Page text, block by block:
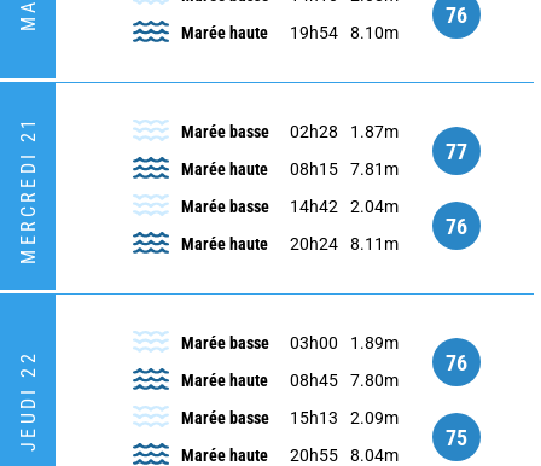
Marée haute
19h54 8.10m
76
MERCREDI 21 Marée basse 02h28
1.87m
Marée haute
08h15 7.81m
77
Marée basse 14h42
2.04m
Marée haute
20h24 8.11m
76
JEUDI 22
Marée basse 03h00
1.89m
Marée haute
08h45 7.80m
76
Marée basse 15h13
2.09m
Marée haute
20h55 8.04m
75